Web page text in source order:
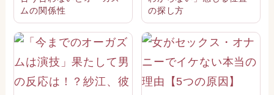
ムの関係性
の探し方